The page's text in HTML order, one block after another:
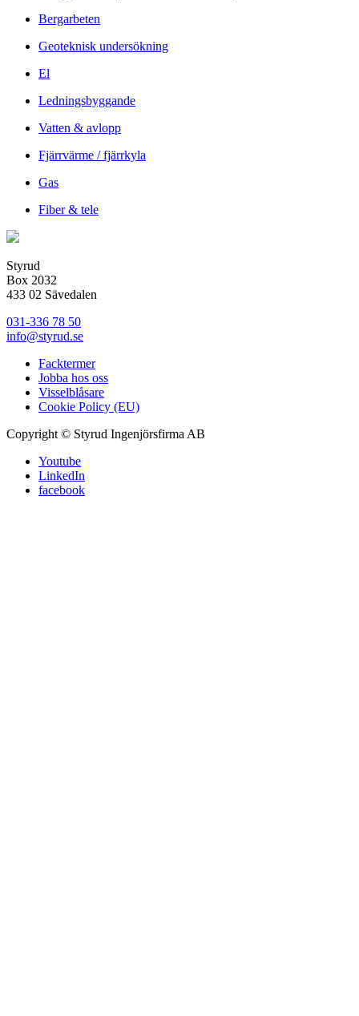
Bergarbeten
Geoteknisk undersökning
El
Ledningsbyggande
Vatten & avlopp
Fjärrvärme / fjärrkyla
Gas
Fiber & tele
Styrud
Box 2032
433 02 Sävedalen
031-336 78 50
info@styrud.se
Facktermer
Jobba hos oss
Visselblåsare
Cookie Policy (EU)
Copyright © Styrud Ingenjörsfirma AB
Youtube
LinkedIn
facebook